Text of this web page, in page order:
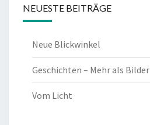
NEUESTE BEITRÄGE
Neue Blickwinkel
Geschichten – Mehr als Bilder
Vom Licht